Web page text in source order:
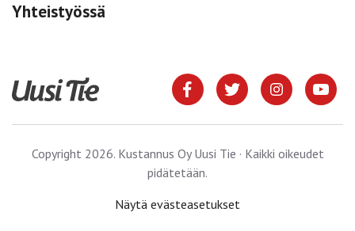
Yhteistyössä
Copyright 2026. Kustannus Oy Uusi Tie · Kaikki oikeudet
pidätetään.
Näytä evästeasetukset